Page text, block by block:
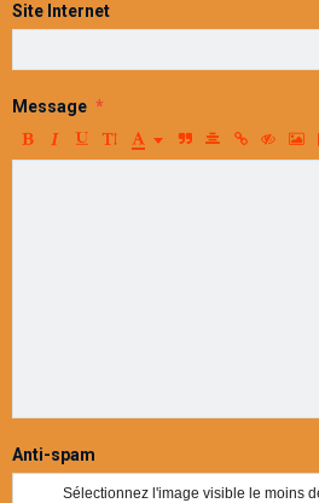
Site Internet
Message
Anti-spam
Sélectionnez l'image visible le moins